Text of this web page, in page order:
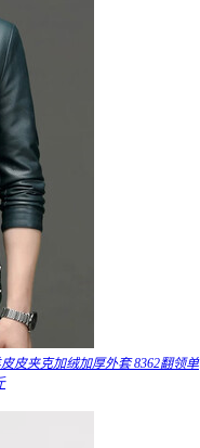
皮夹克加绒加厚外套 8362翻领单